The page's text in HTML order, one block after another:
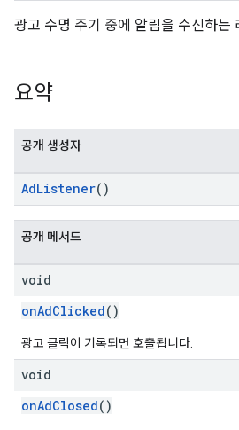
광고 수명 주기 중에 알림을 수신하는
요약
공개 생성자
AdListener()
공개 메서드
void
onAdClicked()
광고 클릭이 기록되면 호출됩니다.
void
onAdClosed()